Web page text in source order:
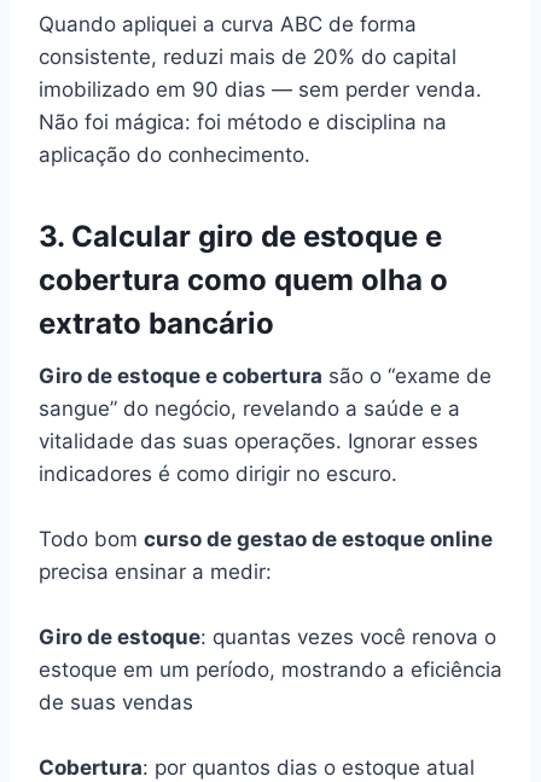
Quando apliquei a curva ABC de forma
consistente, reduzi mais de 20% do capital
imobilizado em 90 dias — sem perder venda.
Não foi mágica: foi método e disciplina na
aplicação do conhecimento.
3. Calcular giro de estoque e
cobertura como quem olha o
extrato bancário
Giro de estoque e cobertura são o “exame de
sangue” do negócio, revelando a saúde e a
vitalidade das suas operações. Ignorar esses
indicadores é como dirigir no escuro.
Todo bom curso de gestao de estoque online
precisa ensinar a medir:
Giro de estoque: quantas vezes você renova o
estoque em um período, mostrando a eficiência
de suas vendas
Cobertura: por quantos dias o estoque atual